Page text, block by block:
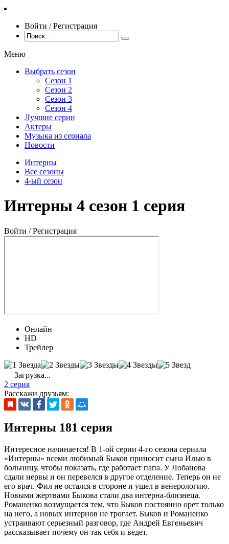
Войти / Регистрация
Меню
Выбрать сезон
Сезон 1
Сезон 2
Сезон 3
Сезон 4
Лучшие серии
Актеры
Музыка из сериала
Новости
Интерны
Все сезоны
4-ый сезон
Интерны 4 сезон 1 серия
Войти / Регистрация
Онлайн
HD
Трейлер
Загрузка...
2 серия
Расскажи друзьям:
Интерны 181 серия
Интересное начинается! В 1-ой серии 4-го сезона сериала
«Интерны» всеми любимый Быков приносит сына Илью в
больницу, чтобы показать, где работает папа. У Лобанова
сдали нервы и он перевелся в другое отделение. Теперь он не
его врач. Фил не остался в стороне и ушел в венерологию.
Новыми жертвами Быкова стали два интерна-близнеца.
Романенко возмущается тем, что Быков постоянно орет только
на него, а новых интернов не трогает. Быков и Романенко
устраивают серьезный разговор, где Андрей Евгеньевич
рассказывает почему он так себя и ведет.